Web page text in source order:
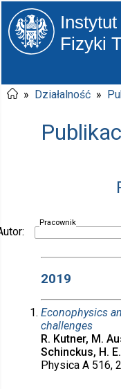
Instytut
Fizyki
» Działalność »
Pracownik
2019
Econophysics
challenges
R. Kutner, M.
Schinckus, H.
Physica A 516,